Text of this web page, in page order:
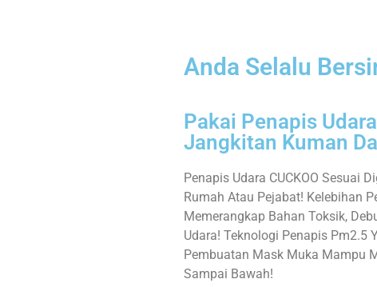
Anda Selalu
Pakai Penapis
Jangkitan Kuman
Penapis Udara CUCKOO Sesuai
Rumah Atau Pejabat! Kelebihan
Memerangkap Bahan Toksik,
Udara! Teknologi Penapis Pm2.5
Pembuatan Mask Muka Mampu
Sampai Bawah!